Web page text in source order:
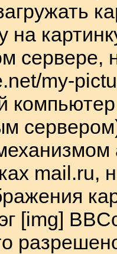
на
сервере,
my-
mail.ru,
[img]